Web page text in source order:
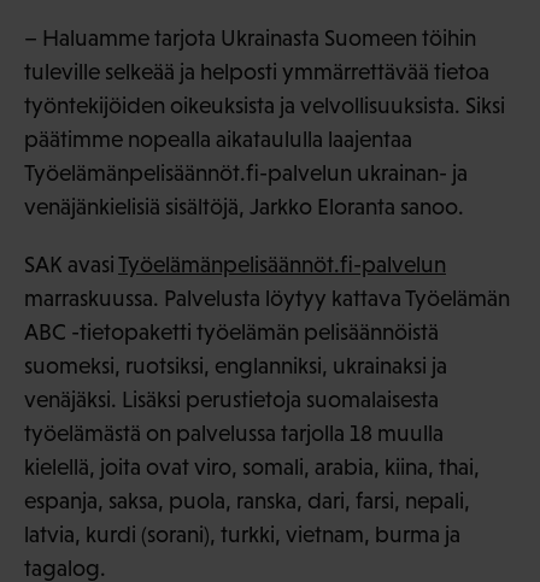
– Haluamme tarjota Ukrainasta Suomeen töihin
tuleville selkeää ja helposti ymmärrettävää tietoa
työntekijöiden oikeuksista ja velvollisuuksista. Siksi
päätimme nopealla aikataululla laajentaa
Työelämänpelisäännöt.fi-palvelun ukrainan- ja
venäjänkielisiä sisältöjä, Jarkko Eloranta sanoo.
SAK avasiTyöelämänpelisäännöt.fi-palvelun
marraskuussa. Palvelusta löytyy kattava Työelämän
ABC -tietopaketti työelämän pelisäännöistä
suomeksi, ruotsiksi, englanniksi, ukrainaksi ja
venäjäksi. Lisäksi perustietoja suomalaisesta
työelämästä on palvelussa tarjolla 18 muulla
kielellä, joita ovat viro, somali, arabia, kiina, thai,
espanja, saksa, puola, ranska, dari, farsi, nepali,
latvia, kurdi (sorani), turkki, vietnam, burma ja
tagalog.